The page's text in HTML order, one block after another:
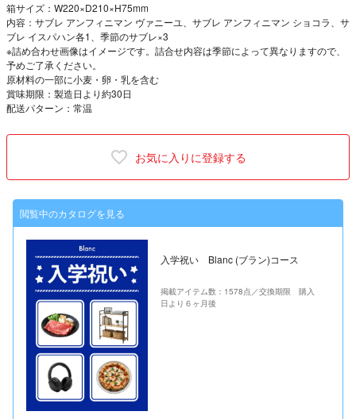
箱サイズ：W220×D210×H75mm
内容：サブレ アンフィニマン ヴァニーユ、サブレ アンフィニマン ショコラ、サ
ブレ イスパハン各1、季節のサブレ×3
※詰め合わせ画像はイメージです。詰合せ内容は季節によって異なりますので、
予めご了承ください。
原材料の一部に小麦・卵・乳を含む
賞味期限：製造日より約30日
配送パターン：常温
お気に入りに登録する
閲覧中のカタログを見る
入学祝い Blanc (ブラン)コース
掲載アイテム数：1578点／交換期限 購入
日より６ヶ月後